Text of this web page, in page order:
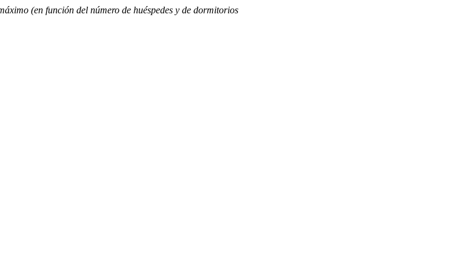
(en función del número de huéspedes y de dormitorios